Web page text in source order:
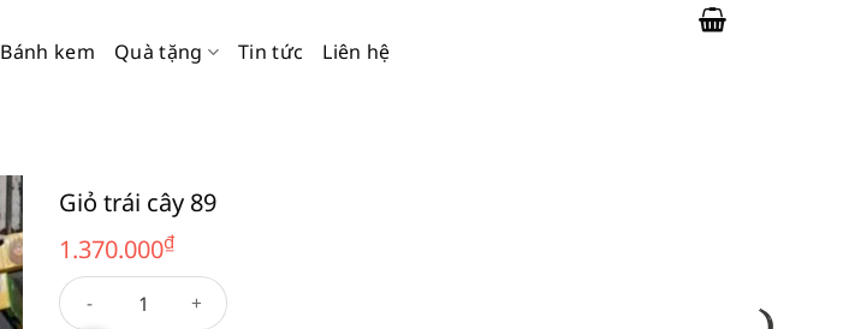
Bánh kem Quà tặng Tin tức Liên hệ
Giỏ trái cây 89
1.370.000₫
Giỏ trái cây 89 số lượng